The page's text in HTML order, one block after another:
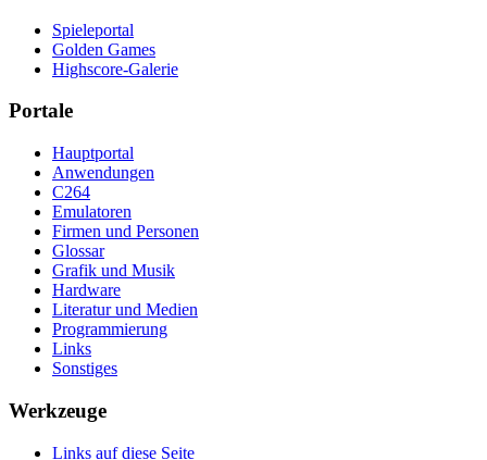
Spieleportal
Golden Games
Highscore-Galerie
Portale
Hauptportal
Anwendungen
C264
Emulatoren
Firmen und Personen
Glossar
Grafik und Musik
Hardware
Literatur und Medien
Programmierung
Links
Sonstiges
Werkzeuge
Links auf diese Seite